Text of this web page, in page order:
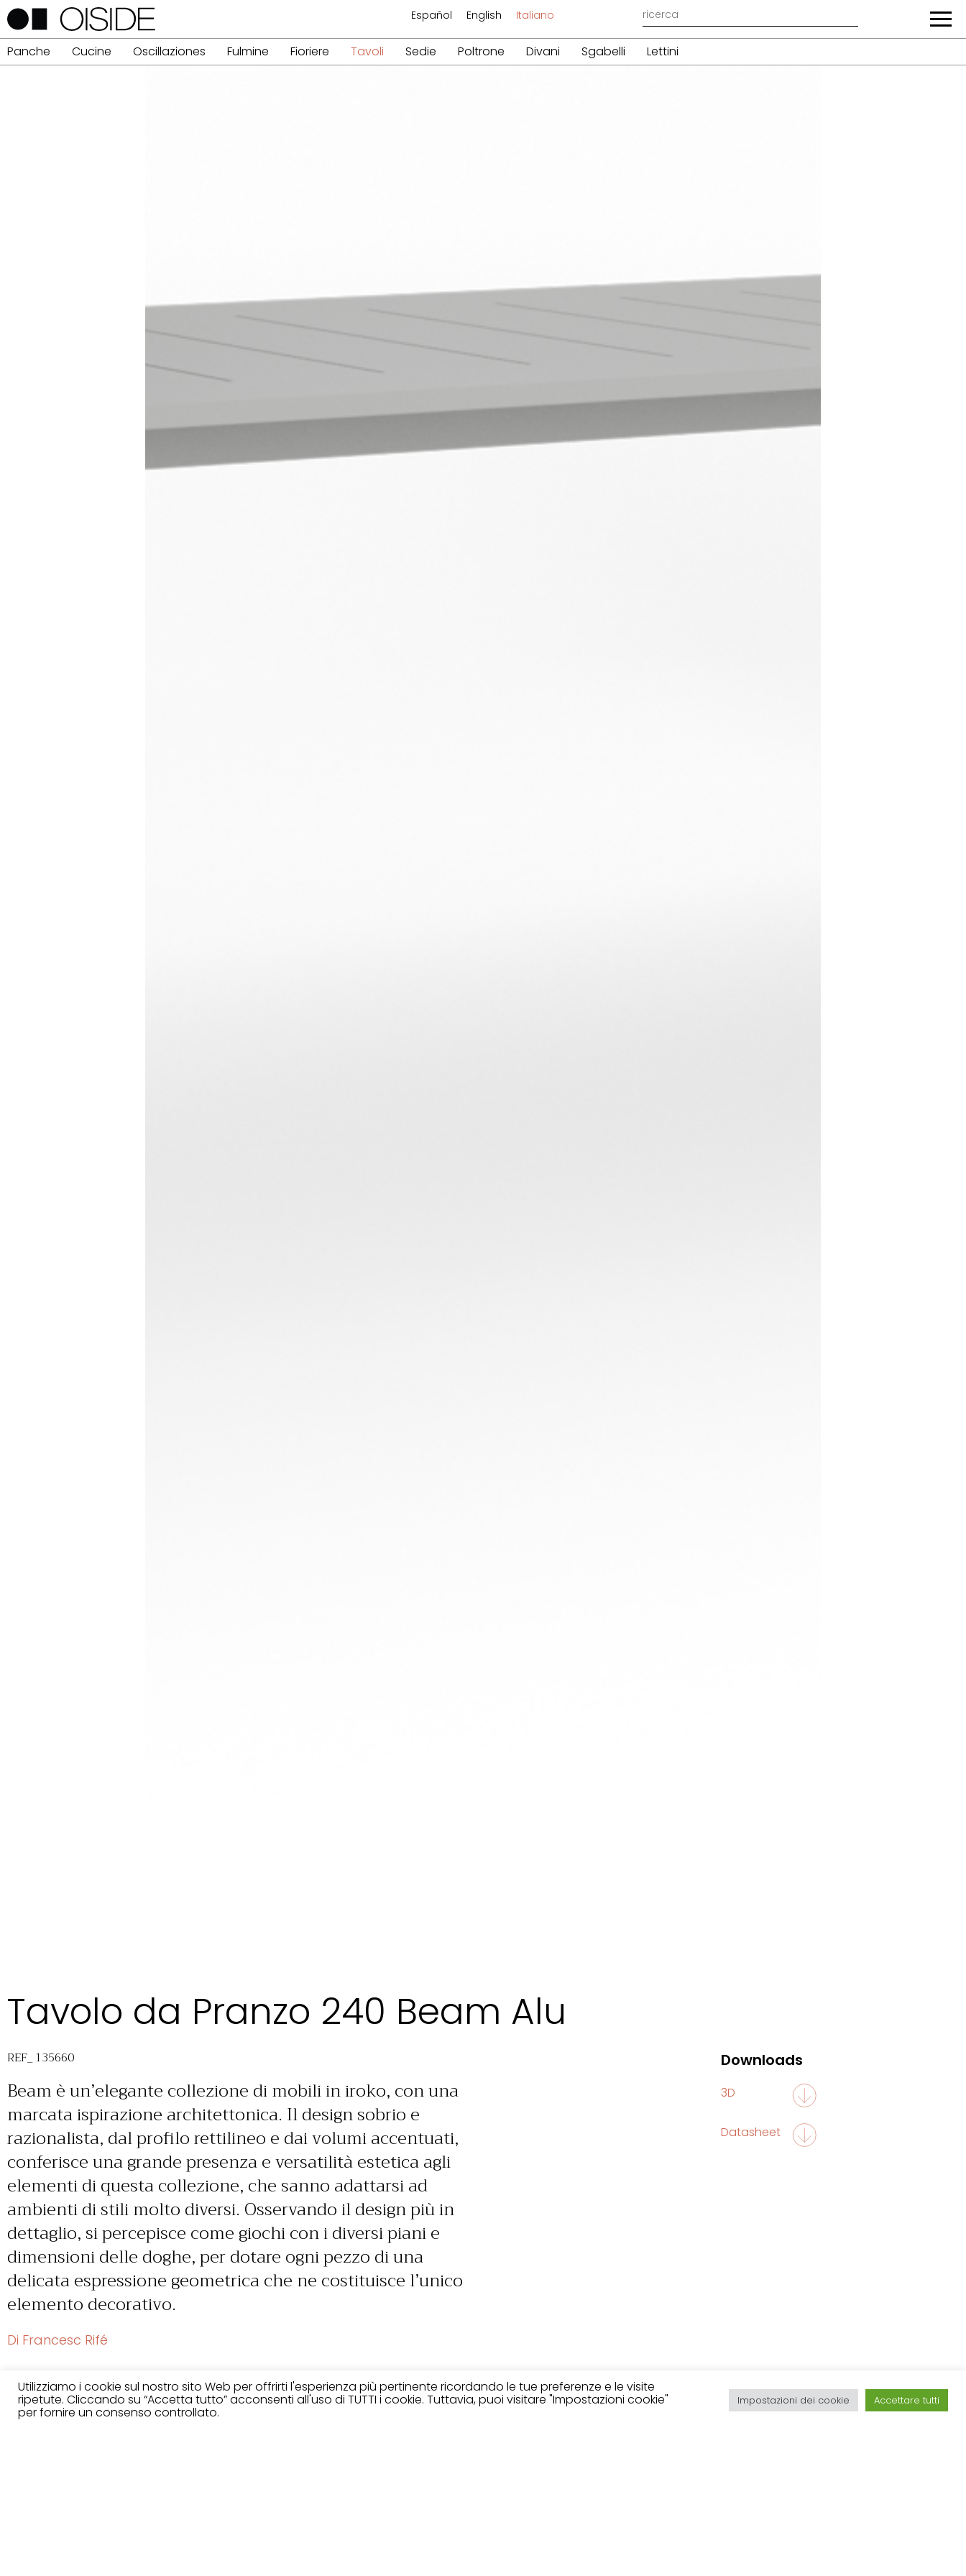
Español English Italiano
Panche Cucine Oscillaziones Fulmine Fioriere Tavoli Sedie Poltrone Divani Sgabelli Lettini
Tavolo da Pranzo 240 Beam Alu
REF_ 135660
Beam è un’elegante collezione di mobili in iroko, con una
marcata ispirazione architettonica. Il design sobrio e
razionalista, dal profilo rettilineo e dai volumi accentuati,
conferisce una grande presenza e versatilità estetica agli
elementi di questa collezione, che sanno adattarsi ad
ambienti di stili molto diversi. Osservando il design più in
dettaglio, si percepisce come giochi con i diversi piani e
dimensioni delle doghe, per dotare ogni pezzo di una
delicata espressione geometrica che ne costituisce l’unico
elemento decorativo.
Di Francesc Rifé
Downloads
3D
Datasheet
Finiture
Utilizziamo i cookie sul nostro sito Web per offrirti l'esperienza più pertinente ricordando le tue preferenze e le visite
ripetute. Cliccando su “Accetta tutto” acconsenti all'uso di TUTTI i cookie. Tuttavia, puoi visitare "Impostazioni cookie"
per fornire un consenso controllato.
Impostazioni dei cookie Accettare tutti